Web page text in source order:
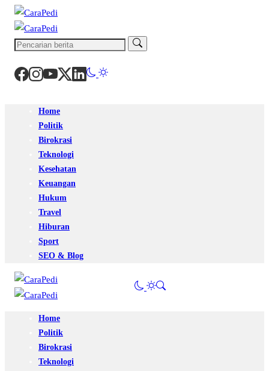
Home
Politik
Birokrasi
Teknologi
Kesehatan
Keuangan
Hukum
Travel
Hiburan
Sport
SEO & Blog
Home
Politik
Birokrasi
Teknologi